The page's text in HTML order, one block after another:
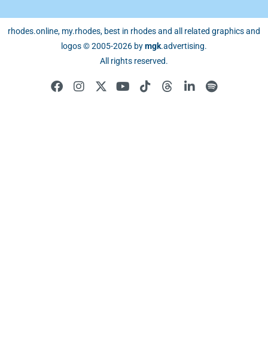
rhodes.online, my.rhodes, best in rhodes and all related graphics and
logos © 2005-2026 bymgk.advertising.
All rights reserved.